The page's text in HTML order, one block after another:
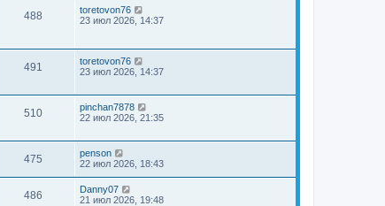
488
toretovon76
23 июл 2026, 14:37
491
toretovon76
23 июл 2026, 14:37
510
pinchan7878
22 июл 2026, 21:35
475
penson
22 июл 2026, 18:43
486
Danny07
21 июл 2026, 19:48